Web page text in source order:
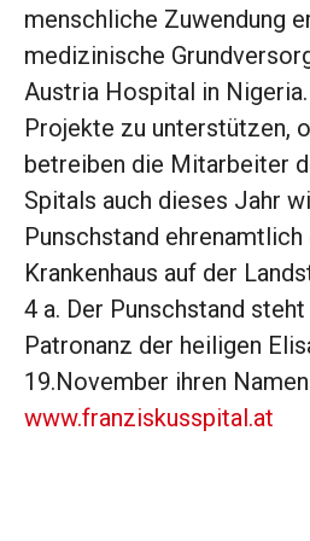
menschliche Zuwendung
medizinische
Austria Hospital in
Projekte zu unterstützen,
betreiben die Mitarbeiter
Spitals auch dieses Jahr
Punschstand
Krankenhaus auf der
4 a. Der Punschstand
Patronanz der heiligen
19.November ihren
www.franziskusspital.at